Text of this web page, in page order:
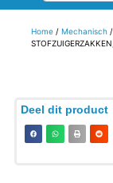
Home/ Mechanisch/
Deel dit product